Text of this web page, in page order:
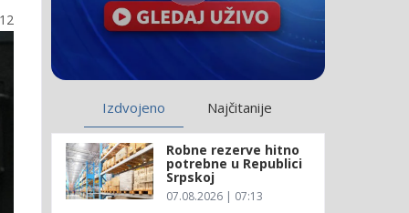
Izdvojeno Najčitanije
Robne rezerve hitno
potrebne u Republici
Srpskoj
07.08.2026 | 07:13